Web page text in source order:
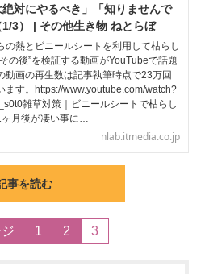
絶対にやるべき」「知りませんで
1/3） | その他生き物 ねとらぼ
熱とビニールシートを利用して枯らし
の後”を検証する動画がYouTubeで話題
動画の再生数は記事執筆時点で23万回
ます。https://www.youtube.com/watch?
雑草対策｜ビニールシートで枯らし
ヶ月後が凄い事に…
nlab.itmedia.co.jp
事を読む
1 2 3